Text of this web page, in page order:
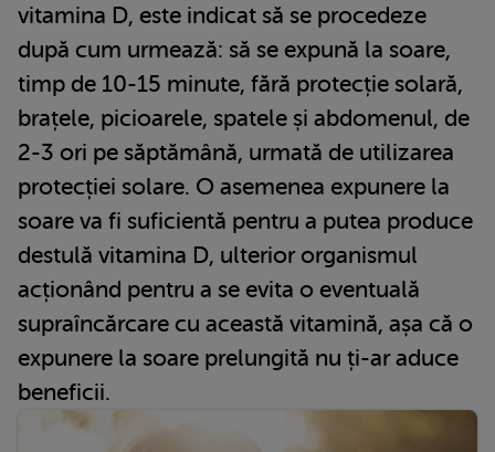
vitamina D, este indicat să se procedeze
după cum urmează: să se expună la soare,
timp de 10-15 minute, fără protecție solară,
brațele, picioarele, spatele și abdomenul, de
2-3 ori pe săptămână, urmată de utilizarea
protecției solare. O asemenea expunere la
soare va fi suficientă pentru a putea produce
destulă vitamina D, ulterior organismul
acționând pentru a se evita o eventuală
supraîncărcare cu această vitamină, așa că o
expunere la soare prelungită nu ți-ar aduce
beneficii.